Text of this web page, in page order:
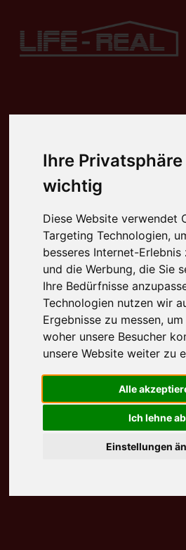
Ihre
wichtig
Diese Website verwendet
Targeting Technologien,
besseres Internet-
und die Werbung, die Sie
Ihre Bedürfnisse
Technologien nutzen wir
Ergebnisse zu messen,
woher unsere Besucher
unsere Website weiter zu
Alle
Ich lehne ab
Einstellungen
SUCHEN